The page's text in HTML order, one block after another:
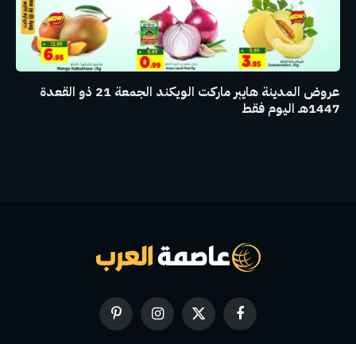
عروض المدينة هايبر ماركت الويكند الجمعة 21 ذو القعدة
1447هـ اليوم فقط
فيسبوك
X
(Twitter)
الانستغرامبينتيريست